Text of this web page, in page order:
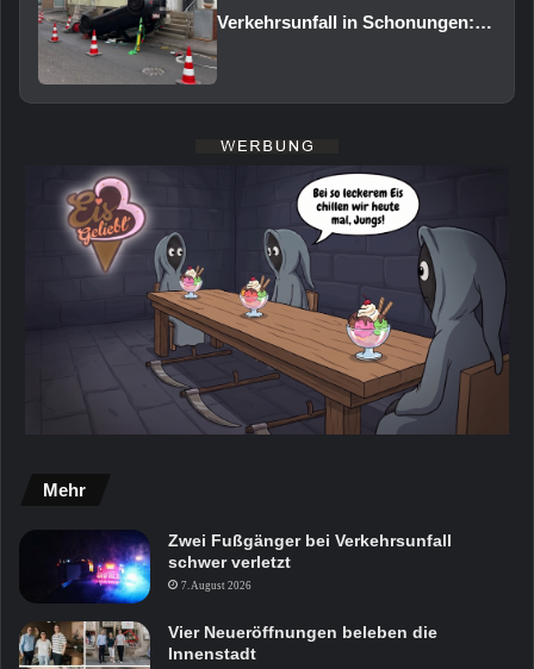
Verkehrsunfall in Schonungen: Pkw überschlägt sich auf das Dach
Mehr
Zwei Fußgänger bei Verkehrsunfall
schwer verletzt
7. August 2026
Vier Neueröffnungen beleben die
Innenstadt